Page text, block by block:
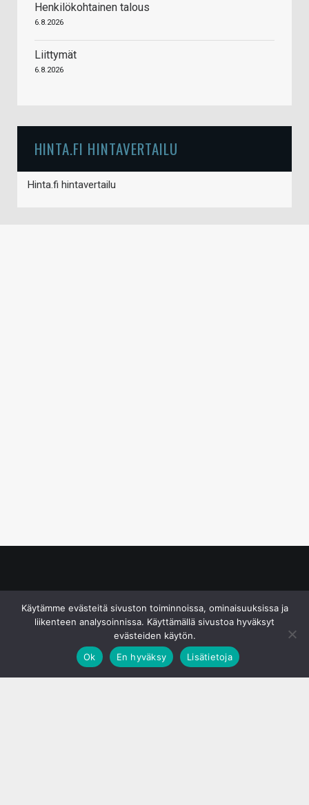
Henkilökohtainen talous
6.8.2026
Liittymät
6.8.2026
HINTA.FI HINTAVERTAILU
Hinta.fi hintavertailu
Käytämme evästeitä sivuston toiminnoissa, ominaisuuksissa ja
liikenteen analysoinnissa. Käyttämällä sivustoa hyväksyt
evästeiden käytön.
Ok
En hyväksy Lisätietoja